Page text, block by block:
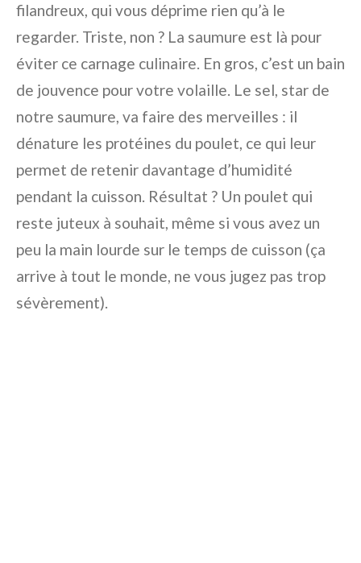
filandreux, qui vous déprime rien qu’à le
regarder. Triste, non ? La saumure est là pour
éviter ce carnage culinaire. En gros, c’est un bain
de jouvence pour votre volaille. Le sel, star de
notre saumure, va faire des merveilles : il
dénature les protéines du poulet, ce qui leur
permet de retenir davantage d’humidité
pendant la cuisson. Résultat ? Un poulet qui
reste juteux à souhait, même si vous avez un
peu la main lourde sur le temps de cuisson (ça
arrive à tout le monde, ne vous jugez pas trop
sévèrement).